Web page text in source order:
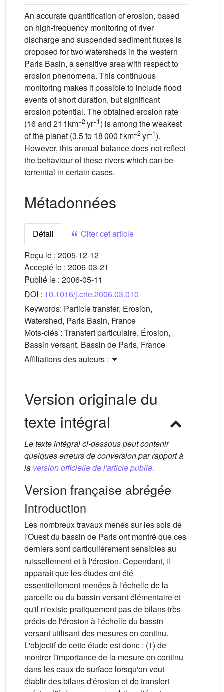
An accurate quantification of erosion, based
on high-frequency monitoring of river
discharge and suspended sediment fluxes is
proposed for two watersheds in the western
Paris Basin, a sensitive area with respect to
erosion phenomena. This continuous
monitoring makes it possible to include flood
events of short duration, but significant
erosion potential. The obtained erosion rate
(16 and 21 t km−2 yr−1) is among the weakest
of the planet (3.5 to 18 000 t km−2 yr−1).
However, this annual balance does not reflect
the behaviour of these rivers which can be
torrential in certain cases.
Métadonnées
Détail
Citer cet article
Reçu le : 2005-12-12
Accepté le : 2006-03-21
Publié le : 2006-05-11
DOI : 10.1016/j.crte.2006.03.010
Keywords: Particle transfer, Erosion,
Watershed, Paris Basin, France
Mots-clés : Transfert particulaire, Érosion,
Bassin versant, Bassin de Paris, France
Affiliations des auteurs :
Version originale du
texte intégral
Le texte intégral ci-dessous peut contenir
quelques erreurs de conversion par rapport à
la version officielle de l'article publié.
Version française abrégée
Introduction
Les nombreux travaux menés sur les sols de
l'Ouest du bassin de Paris ont montré que ces
derniers sont particulièrement sensibles au
ruissellement et à l'érosion. Cependant, il
apparaît que les études ont été
essentiellement menées à l'échelle de la
parcelle ou du bassin versant élémentaire et
qu'il n'existe pratiquement pas de bilans très
précis de l'érosion à l'échelle du bassin
versant utilisant des mesures en continu.
L'objectif de cette étude est donc : (1) de
montrer l'importance de la mesure en continu
dans les eaux de surface lorsqu'on veut
établir des bilans d'érosion et de transfert